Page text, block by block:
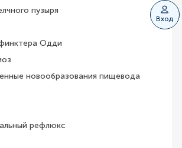
Вход
пузыря
Одди
новообразования пищевода
рефлюкс